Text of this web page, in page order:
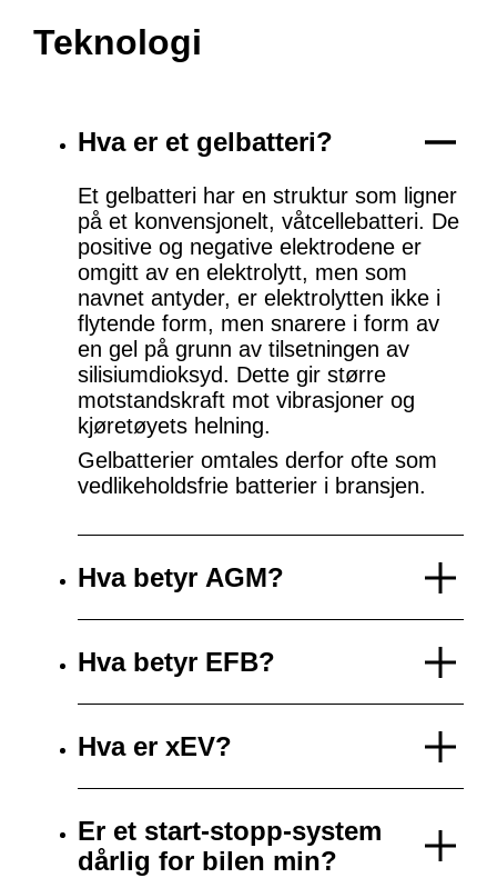
Teknologi
Hva er et gelbatteri?
Et gelbatteri har en struktur som ligner
på et konvensjonelt, våtcellebatteri. De
positive og negative elektrodene er
omgitt av en elektrolytt, men som
navnet antyder, er elektrolytten ikke i
flytende form, men snarere i form av
en gel på grunn av tilsetningen av
silisiumdioksyd. Dette gir større
motstandskraft mot vibrasjoner og
kjøretøyets helning.
Gelbatterier omtales derfor ofte som
vedlikeholdsfrie batterier i bransjen.
Hva betyr AGM?
Hva betyr EFB?
Hva er xEV?
Er et start-stopp-system
dårlig for bilen min?